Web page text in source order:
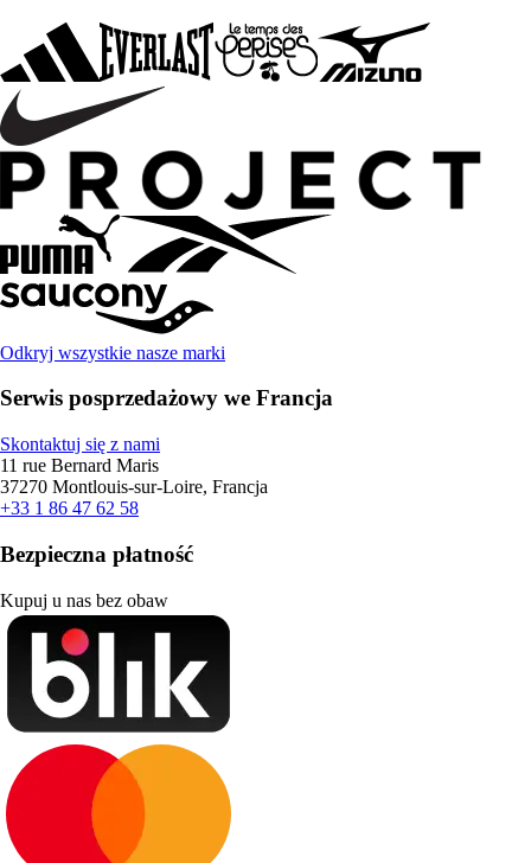
Odkryj wszystkie nasze marki
Serwis posprzedażowy we Francja
Skontaktuj się z nami
11 rue Bernard Maris
37270 Montlouis-sur-Loire, Francja
+33 1 86 47 62 58
Bezpieczna płatność
Kupuj u nas bez obaw